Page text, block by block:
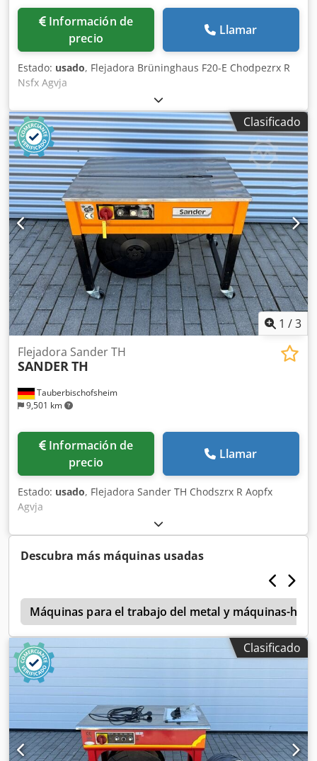
Información de
precio
Llamar
Estado: usado, Flejadora Brüninghaus F20-E Chodpezrx R
Nsfx Agvja
Clasificado
1 /3
Tauberbischofsheim
9,501 km
Flejadora Sander TH
SANDERTH
Información de
precio
Llamar
Estado: usado, Flejadora Sander TH Chodszrx R Aopfx
Agvja
Descubra más máquinas usadas
Máquinas para el trabajo del metal y máquinas-
Clasificado